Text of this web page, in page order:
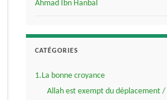
Ahmad Ibn Hanbal
CATÉGORIES
1.La bonne croyance
Allah est exempt du déplacement